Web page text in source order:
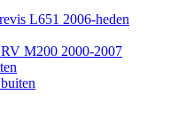
L651 2006-heden
M200 2000-2007